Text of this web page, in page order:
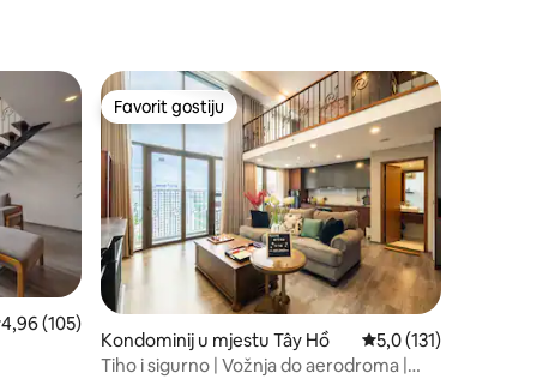
ocjena: 4,96 od 5, recenzija: 105
4,96 (105)
Favorit gostiju
Favorit gostiju
Kondominij u mjestu Tây Hồ Prosječna ocjena:
5,0 (131)
Tiho i sigurno | Vožnja do aerodroma |